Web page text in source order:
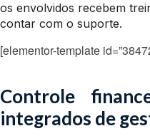
os envolvidos recebem
contar com o suporte.
[elementor-template
Controle
integrados de